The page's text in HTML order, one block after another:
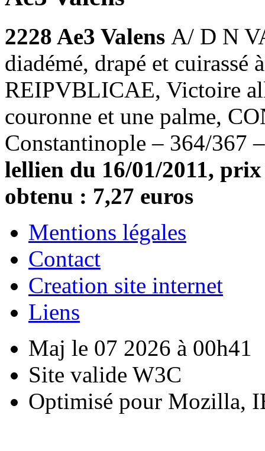
2228 Ae3 Valens A/ D N
diadémé, drapé et
REIPVBLICAE, Victoire
couronne et une palme,
Constantinople – 364/367
lellien du 16/01/2011,
obtenu : 7,27 euros
Mentions légales
Contact
Creation site internet
Liens
Maj le 07 2026 à 00h41
Site valide W3C
Optimisé pour Mozilla,